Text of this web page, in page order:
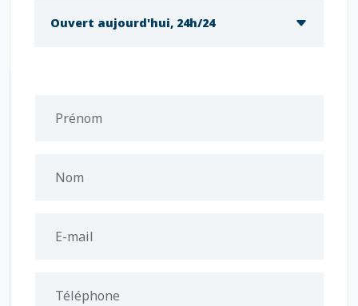
Ouvert aujourd'hui, 24h/24
Prénom
Nom
E-mail
Téléphone